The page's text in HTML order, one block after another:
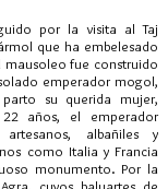
por la visita al Taj
que ha embelesado
mausoleo fue construido
emperador mogol,
su querida mujer,
años, el emperador
albañiles y
como Italia y Francia
monumento. Por la